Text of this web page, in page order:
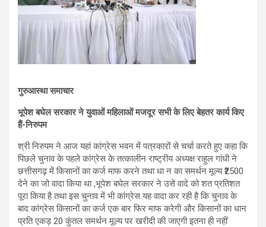
गुरुआस्था समाचार
भूपेश बघेल सरकार ने युवाओं महिलाओं मजदूर सभी के लिए बेहतर कार्य किए
हैं-निरुपम
श्री निरुपम ने आज यहां कांग्रेस भवन में पत्रकारों से चर्चा करते हुए कहा कि
पिछले चुनाव के पहले कांग्रेस के तत्कालीन राष्ट्रीय अध्यक्ष राहुल गांधी ने
छत्तीसगढ़ में किसानों का कर्ज माफ करने तथा धा न का समर्थन मूल्य ₹2500
देने का जो वादा किया था ,भूपेश बघेल सरकार ने उसे वादे को शत प्रतिशत
पूरा किया है तथा इस चुनाव में भी कांग्रेस यह वादा कर रही है कि चुनाव के
बाद कांग्रेस किसानों का कर्ज एक बार फिर माफ करेगी और किसानों का धान
प्रति एकड़ 20 कुंतल समर्थन मूल्य पर खरीदी की जाएगी इतना ही नहीं